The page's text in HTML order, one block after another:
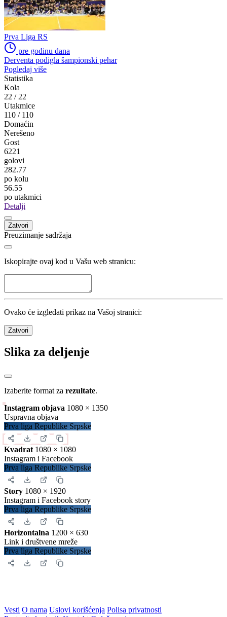
Prva Liga RS
pre godinu dana
Derventa podigla šampionski pehar
Pogledaj više
Statistika
Kola
22 / 22
Utakmice
110 / 110
Domaćin
Nerešeno
Gost
6221
golovi
282.77
po kolu
56.55
po utakmici
Detalji
Zatvori
Preuzimanje sadržaja
Iskopirajte ovaj kod u Vašu web stranicu:
Ovako će izgledati prikaz na Vašoj stranici:
Zatvori
Slika za deljenje
Izaberite format za rezultate.
Instagram objava 1080 × 1350
Uspravna objava
Prva liga Republike Srpske
Kvadrat 1080 × 1080
Instagram i Facebook
Prva liga Republike Srpske
Story 1080 × 1920
Instagram i Facebook story
Prva liga Republike Srpske
Horizontalna 1200 × 630
Link i društvene mreže
Prva liga Republike Srpske
Vesti O nama Uslovi korišćenja Polisa privatnosti